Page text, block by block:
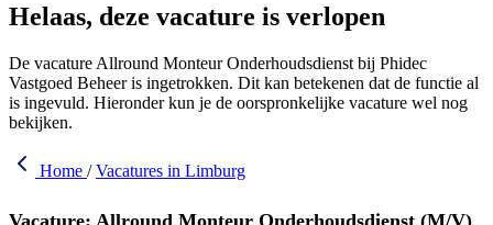
Helaas, deze vacature is verlopen
De vacature Allround Monteur Onderhoudsdienst bij Phidec
Vastgoed Beheer is ingetrokken. Dit kan betekenen dat de functie al
is ingevuld. Hieronder kun je de oorspronkelijke vacature wel nog
bekijken.
Home / Vacatures in Limburg
Vacature: Allround Monteur Onderhoudsdienst (M/V)